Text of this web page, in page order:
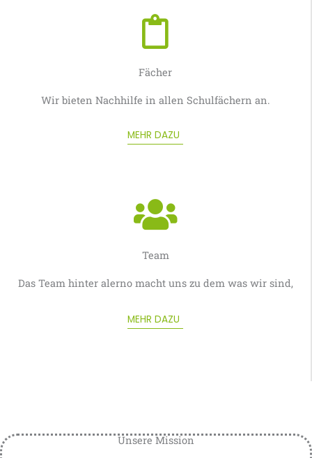
Team
Das Team hinter alerno macht uns zu dem was wir sind,
MEHR DAZU
Fächer
Wir bieten Nachhilfe in allen Schulfächern an.
MEHR DAZU
Unsere Mission